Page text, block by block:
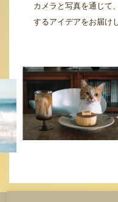
カメラと写真を通じて
するアイデアをお届け